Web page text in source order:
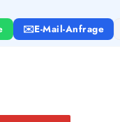
E-Mail-Anfrage